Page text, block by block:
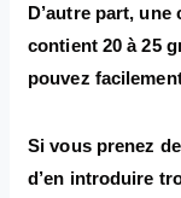
D’autre part,
contient 20 à 25
pouvez
Si vous prenez
d’en introduire